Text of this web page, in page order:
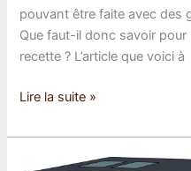
pouvant être faite avec des
Que faut-il donc savoir pour
recette ? L’article que voici à
Conseils
realiser
Lire la suite »